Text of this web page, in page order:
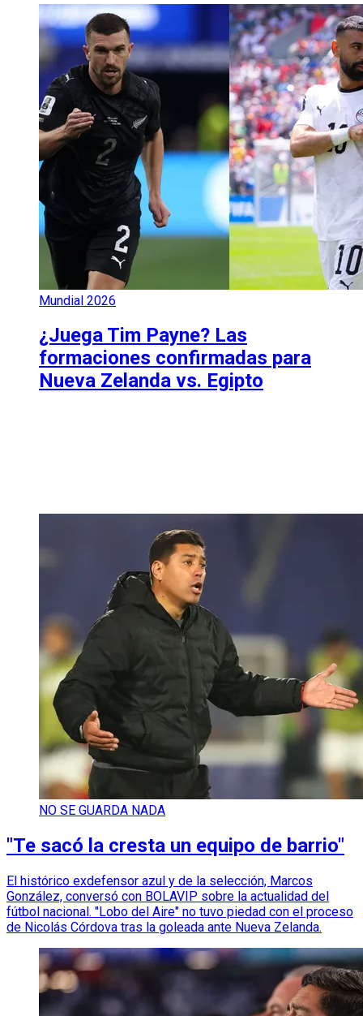
Mundial 2026
¿Juega Tim Payne? Las
formaciones confirmadas para
Nueva Zelanda vs. Egipto
NO SE GUARDA NADA
"Te sacó la cresta un equipo de barrio"
El histórico exdefensor azul y de la selección, Marcos
González, conversó con BOLAVIP sobre la actualidad del
fútbol nacional. "Lobo del Aire" no tuvo piedad con el proceso
de Nicolás Córdova tras la goleada ante Nueva Zelanda.